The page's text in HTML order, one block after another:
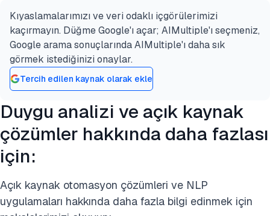
Kıyaslamalarımızı ve veri odaklı içgörülerimizi
kaçırmayın. Düğme Google'ı açar; AIMultiple'ı seçmeniz,
Google arama sonuçlarında AIMultiple'ı daha sık
görmek istediğinizi onaylar.
Tercih edilen kaynak olarak ekle
Duygu analizi ve açık kaynak
çözümler hakkında daha fazlası
için:
Açık kaynak otomasyon çözümleri ve NLP
uygulamaları hakkında daha fazla bilgi edinmek için